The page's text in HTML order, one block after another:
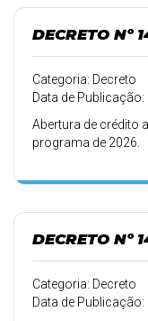
DECRETO Nº
Categoria: Decreto
Data de
Abertura de crédito
programa de 2026.
DECRETO Nº
Categoria: Decreto
Data de